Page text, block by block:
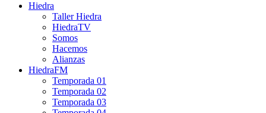
Hiedra
Taller Hiedra
HiedraTV
Somos
Hacemos
Alianzas
HiedraFM
Temporada 01
Temporada 02
Temporada 03